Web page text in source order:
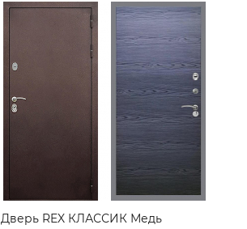
Дверь REX КЛАССИК Медь